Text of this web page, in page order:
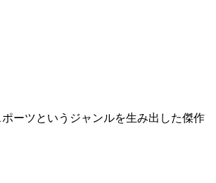
ーツというジャンルを生み出した傑作